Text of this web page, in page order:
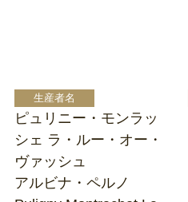
ピュリニー・モンラッ
シェ ラ・ルー・オー・
ヴァッシュ
アルビナ・ペルノ